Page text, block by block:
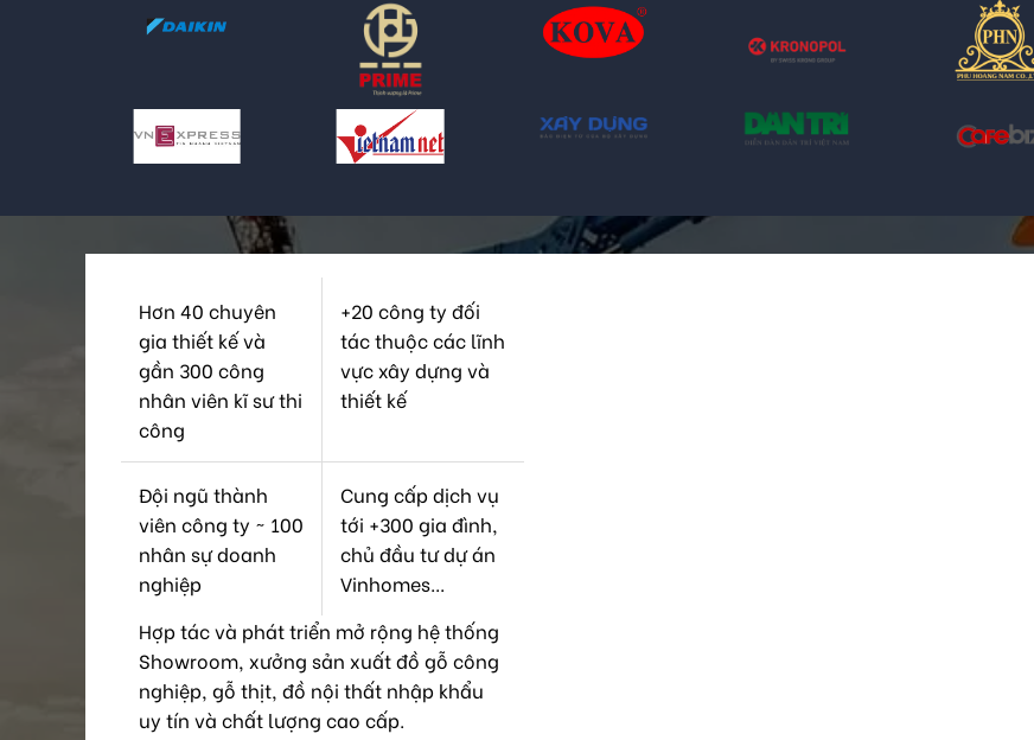
Hơn 40 chuyên
gia thiết kế và
gần 300 công
nhân viên kĩ sư thi
công
+20 công ty đối
tác thuộc các lĩnh
vực xây dựng và
thiết kế
Đội ngũ thành
viên công ty ~ 100
nhân sự doanh
nghiệp
Cung cấp dịch vụ
tới +300 gia đình,
chủ đầu tư dự án
Vinhomes...
Hợp tác và phát triển mở rộng hệ thống
Showroom, xưởng sản xuất đồ gỗ công
nghiệp, gỗ thịt, đồ nội thất nhập khẩu
uy tín và chất lượng cao cấp.